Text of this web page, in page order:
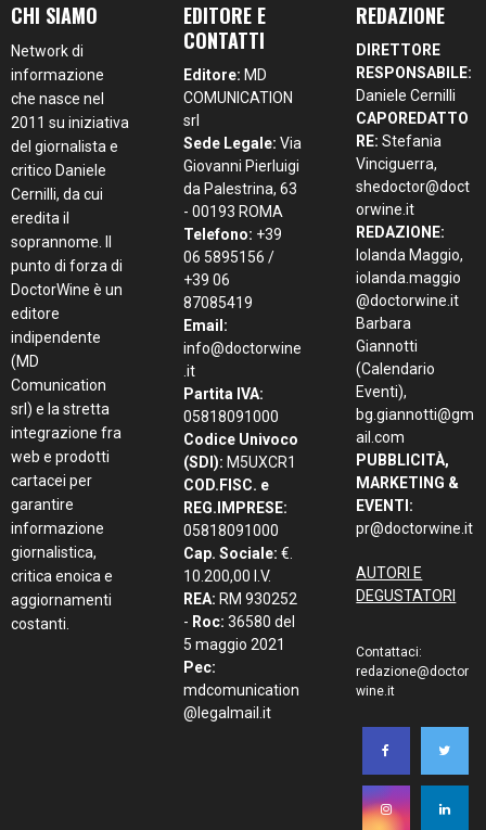
CHI SIAMO
Network di
informazione
che nasce nel
2011 su iniziativa
del giornalista e
critico Daniele
Cernilli, da cui
eredita il
soprannome. Il
punto di forza di
DoctorWine è un
editore
indipendente
(MD
Comunication
srl) e la stretta
integrazione fra
web e prodotti
cartacei per
garantire
informazione
giornalistica,
critica enoica e
aggiornamenti
costanti.
EDITORE E
CONTATTI
Editore: MD
COMUNICATION
srl
Sede Legale: Via
Giovanni Pierluigi
da Palestrina, 63
- 00193 ROMA
Telefono: +39
06 5895156 /
+39 06
87085419
Email:
info@doctorwine
.it
Partita IVA:
05818091000
Codice Univoco
(SDI): M5UXCR1
COD.FISC. e
REG.IMPRESE:
05818091000
Cap. Sociale: €.
10.200,00 I.V.
REA: RM 930252
- Roc: 36580 del
5 maggio 2021
Pec:
mdcomunication
@legalmail.it
REDAZIONE
DIRETTORE
RESPONSABILE:
Daniele Cernilli
CAPOREDATTO
RE: Stefania
Vinciguerra,
shedoctor@doct
orwine.it
REDAZIONE:
Iolanda Maggio,
iolanda.maggio
@doctorwine.it
Barbara
Giannotti
(Calendario
Eventi),
bg.giannotti@gm
ail.com
PUBBLICITÀ,
MARKETING &
EVENTI:
pr@doctorwine.it
AUTORI E
DEGUSTATORI
Contattaci:
redazione@doctor
wine.it